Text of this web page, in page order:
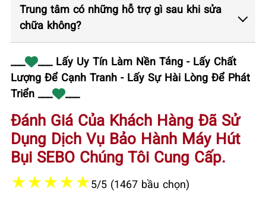
Trung tâm có những hỗ trợ gì sau khi sửa
chữa không?
___ Lấy Uy Tín Làm Nền Tảng - Lấy Chất
Lượng Để Cạnh Tranh - Lấy Sự Hài Lòng Để Phát
Triển ___
___
Đánh Giá Của Khách Hàng Đã Sử
Dụng Dịch Vụ Bảo Hành Máy Hút
Bụi SEBO Chúng Tôi Cung Cấp.
★★★★★5/5 (1467 bầu chọn)